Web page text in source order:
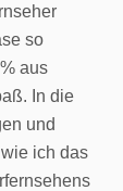
so
aus
In die
und
ich das